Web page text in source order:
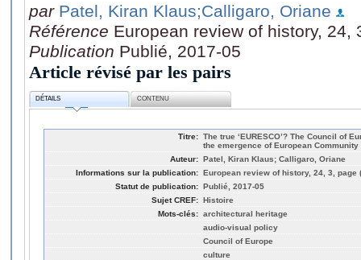
par Patel, Kiran Klaus;Calligaro, Oriane
Référence European review of history, 24,
Publication Publié, 2017-05
Article révisé par les pairs
DÉTAILS CONTENU
Titre: The true ‘EURESCO’? The Council of
the emergence of European
Auteur: Patel, Kiran Klaus; Calligaro, Oriane
Informations sur la publication: European review of history, 24, 3, page
Statut de publication: Publié, 2017-05
Sujet CREF: Histoire
Mots-clés: architectural heritage
audio-visual policy
Council of Europe
culture